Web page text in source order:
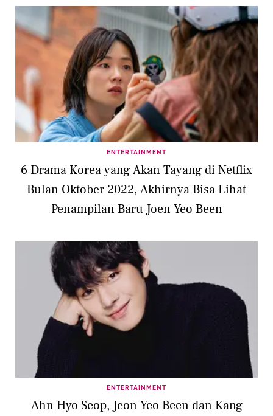
ENTERTAINMENT
6 Drama Korea yang Akan Tayang di Netflix
Bulan Oktober 2022, Akhirnya Bisa Lihat
Penampilan Baru Joen Yeo Been
ENTERTAINMENT
Ahn Hyo Seop, Jeon Yeo Been dan Kang